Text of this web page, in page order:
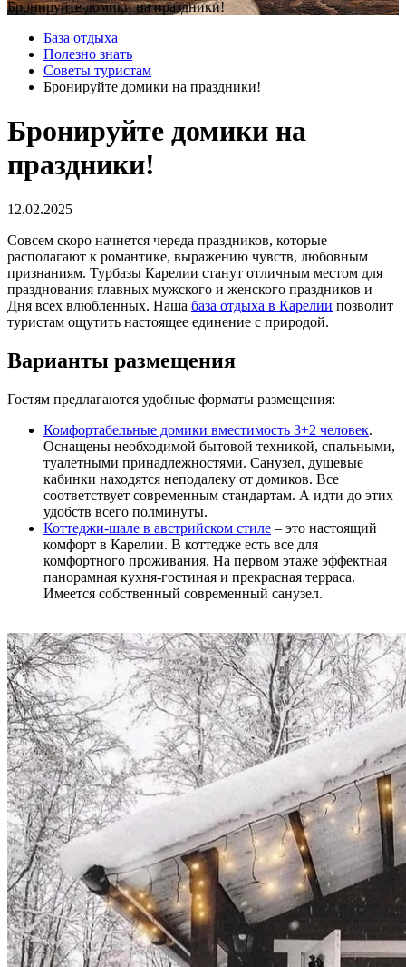
Бронируйте домики на праздники!
База отдыха
Полезно знать
Советы туристам
Бронируйте домики на праздники!
Бронируйте домики на
праздники!
12.02.2025
Совсем скоро начнется череда праздников, которые
располагают к романтике, выражению чувств, любовным
признаниям. Турбазы Карелии станут отличным местом для
празднования главных мужского и женского праздников и
Дня всех влюбленных. Наша база отдыха в Карелии позволит
туристам ощутить настоящее единение с природой.
Варианты размещения
Гостям предлагаются удобные форматы размещения:
Комфортабельные домики вместимость 3+2 человек.
Оснащены необходимой бытовой техникой, спальными,
туалетными принадлежностями. Санузел, душевые
кабинки находятся неподалеку от домиков. Все
соответствует современным стандартам. А идти до этих
удобств всего полминуты.
Коттеджи-шале в австрийском стиле – это настоящий
комфорт в Карелии. В коттедже есть все для
комфортного проживания. На первом этаже эффектная
панорамная кухня-гостиная и прекрасная терраса.
Имеется собственный современный санузел.